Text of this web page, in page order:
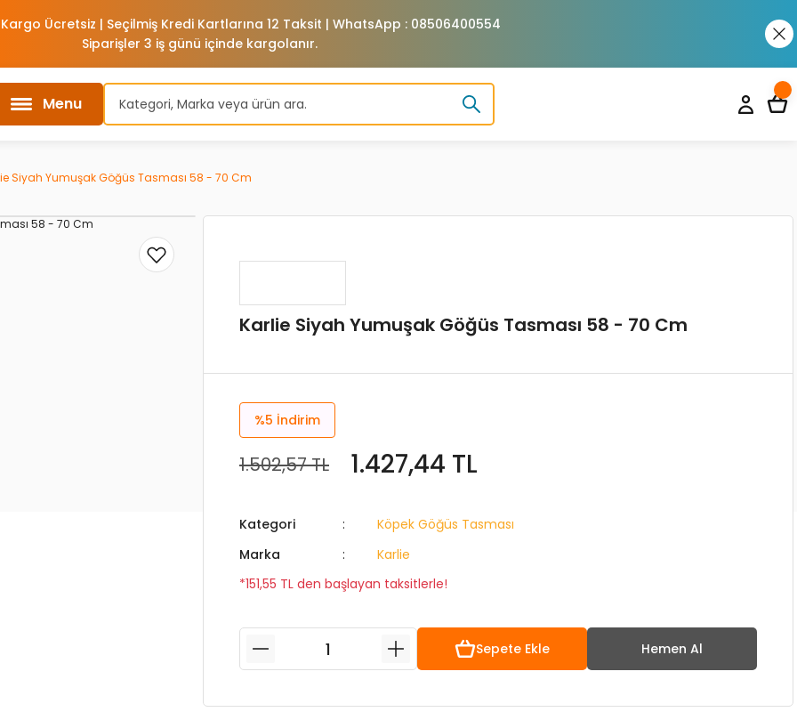
Kargo Ücretsiz | Seçilmiş Kredi Kartlarına 12 Taksit | WhatsApp : 08506400554
Siparişler 3 iş günü içinde kargolanır.
Menu
Siyah Yumuşak Göğüs Tasması 58 - 70 Cm
Karlie Siyah Yumuşak Göğüs Tasması 58 - 70 Cm
%5 İndirim
1.502,57 TL 1.427,44 TL
Kategori
Köpek Göğüs Tasması
Marka
Karlie
*151,55 TL den başlayan taksitlerle!
Sepete Ekle Hemen Al